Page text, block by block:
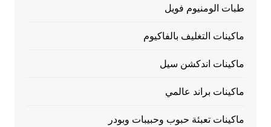
طبات الومنيوم فويل
ماكينات التغليف بالفاكيوم
ماكينات اندكشن سيل
ماكينات براند عالمي
ماكينات تعبئة حبوب وحبيبات وبودر